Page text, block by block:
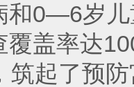
和0—6岁
覆盖率达
筑起了预